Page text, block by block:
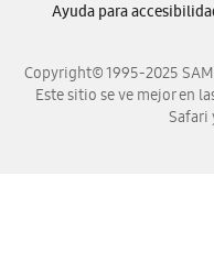
Copyright© 1995-2025
Este sitio se ve mejor en
Safari
Ayuda para